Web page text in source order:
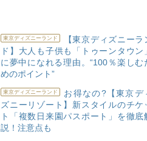
東京ディズニーランド
【東京ディズニーラ
ド】大人も子供も「トゥーンタウン」
に夢中になれる理由。“100％楽しむ
めのポイント”
東京ディズニーランド
お得なの?【東京デ
ズニーリゾート】新スタイルのチケ
ト「複数日来園パスポート」を徹底
説！注意点も